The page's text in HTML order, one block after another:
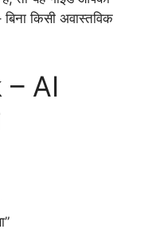
किसी अवास्तविक
– AI